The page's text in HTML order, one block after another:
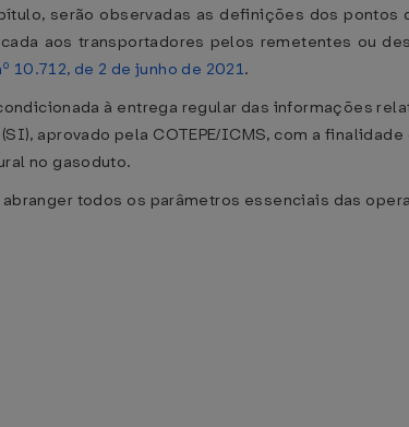
serão observadas as definições dos
aos transportadores pelos remetentes ou
10.712, de 2 de junho de 2021.
à entrega regular das informações
aprovado pela COTEPE/ICMS, com a
no gasoduto.
todos os parâmetros essenciais das